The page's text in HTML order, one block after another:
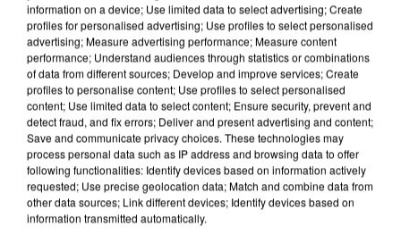
L’UN DES FONDATEURS SUPPOSÉS DE LA DZ
MAFIA INTERPELLÉ EN ALGÉRIE
information on a device; Use limited data to select advertising; Create
profiles for personalised advertising; Use profiles to select personalised
advertising; Measure advertising performance; Measure content
performance; Understand audiences through statistics or combinations
of data from different sources; Develop and improve services; Create
profiles to personalise content; Use profiles to select personalised
content; Use limited data to select content; Ensure security, prevent and
detect fraud, and fix errors; Deliver and present advertising and content;
Save and communicate privacy choices. These technologies may
process personal data such as IP address and browsing data to offer
following functionalities: Identify devices based on information actively
requested; Use precise geolocation data; Match and combine data from
other data sources; Link different devices; Identify devices based on
information transmitted automatically.